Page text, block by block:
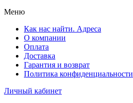
Меню
Как нас найти. Адреса
О компании
Оплата
Доставка
Гарантия и возврат
Политика конфиденциальности
Личный кабинет